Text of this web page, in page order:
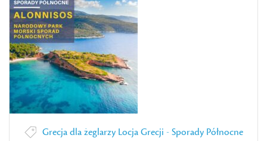
Grecja dla żeglarzy Locja Grecji - Sporady Północne